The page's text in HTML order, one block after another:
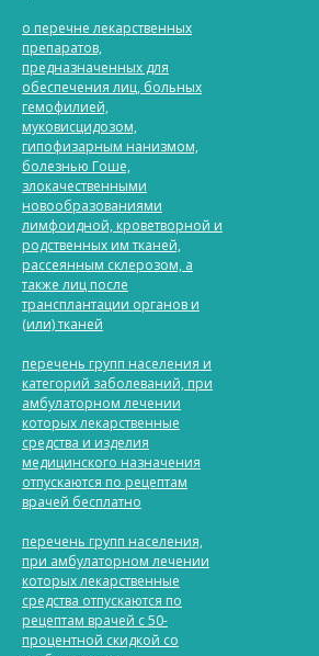
о перечне лекарственных
препаратов,
предназначенных для
обеспечения лиц, больных
гемофилией,
муковисцидозом,
гипофизарным нанизмом,
болезнью Гоше,
злокачественными
новообразованиями
лимфоидной, кроветворной и
родственных им тканей,
рассеянным склерозом, а
также лиц после
трансплантации органов и
(или) тканей
перечень групп населения и
категорий заболеваний, при
амбулаторном лечении
которых лекарственные
средства и изделия
медицинского назначения
отпускаются по рецептам
врачей бесплатно
перечень групп населения,
при амбулаторном лечении
которых лекарственные
средства отпускаются по
рецептам врачей с 50-
процентной скидкой со